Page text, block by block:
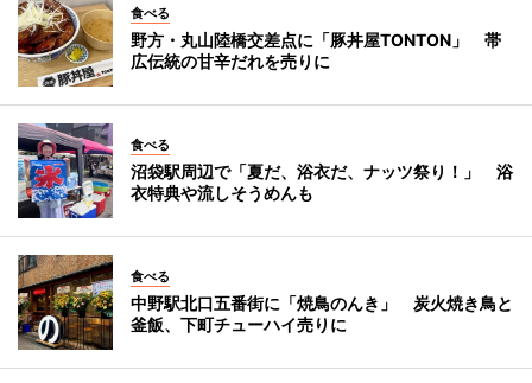
食べる
野方・丸山陸橋交差点に「豚丼屋TONTON」 帯
広伝統の甘辛だれを売りに
食べる
沼袋駅周辺で「夏だ、浴衣だ、ナッツ祭り！」 浴
衣特典や流しそうめんも
食べる
中野駅北口五番街に「焼鳥のんき」 炭火焼き鳥と
釜飯、下町チューハイ売りに